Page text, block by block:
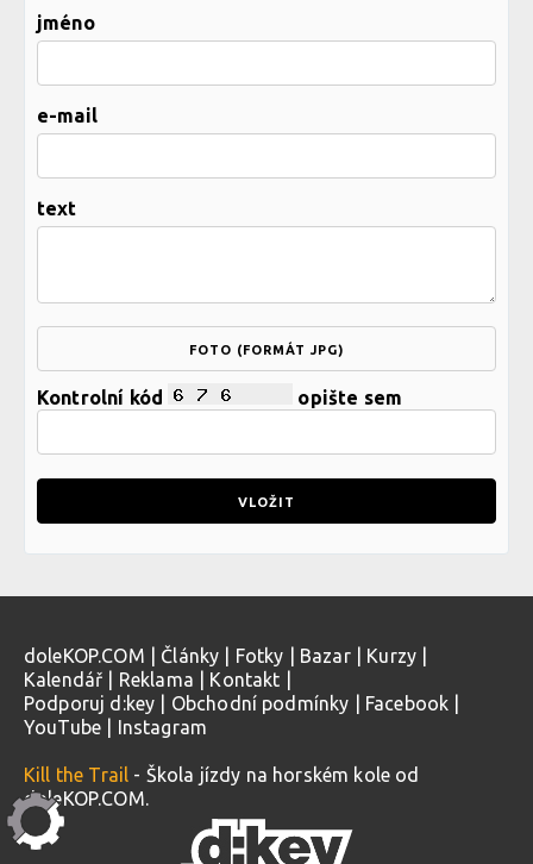
jméno
e-mail
text
FOTO (FORMÁT JPG)
Kontrolní kód opište sem
doleKOP.COM Články Fotky Bazar| Kurzy
Kalendář
Reklama Kontakt
Podporuj d:key
Obchodní podmínky Facebook
YouTube
Instagram
Kill the Trail - Škola jízdy na horském kole od
doleKOP.COM.